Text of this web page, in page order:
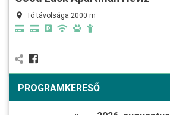
Tó távolsága 2000 m
PROGRAMKERESŐ